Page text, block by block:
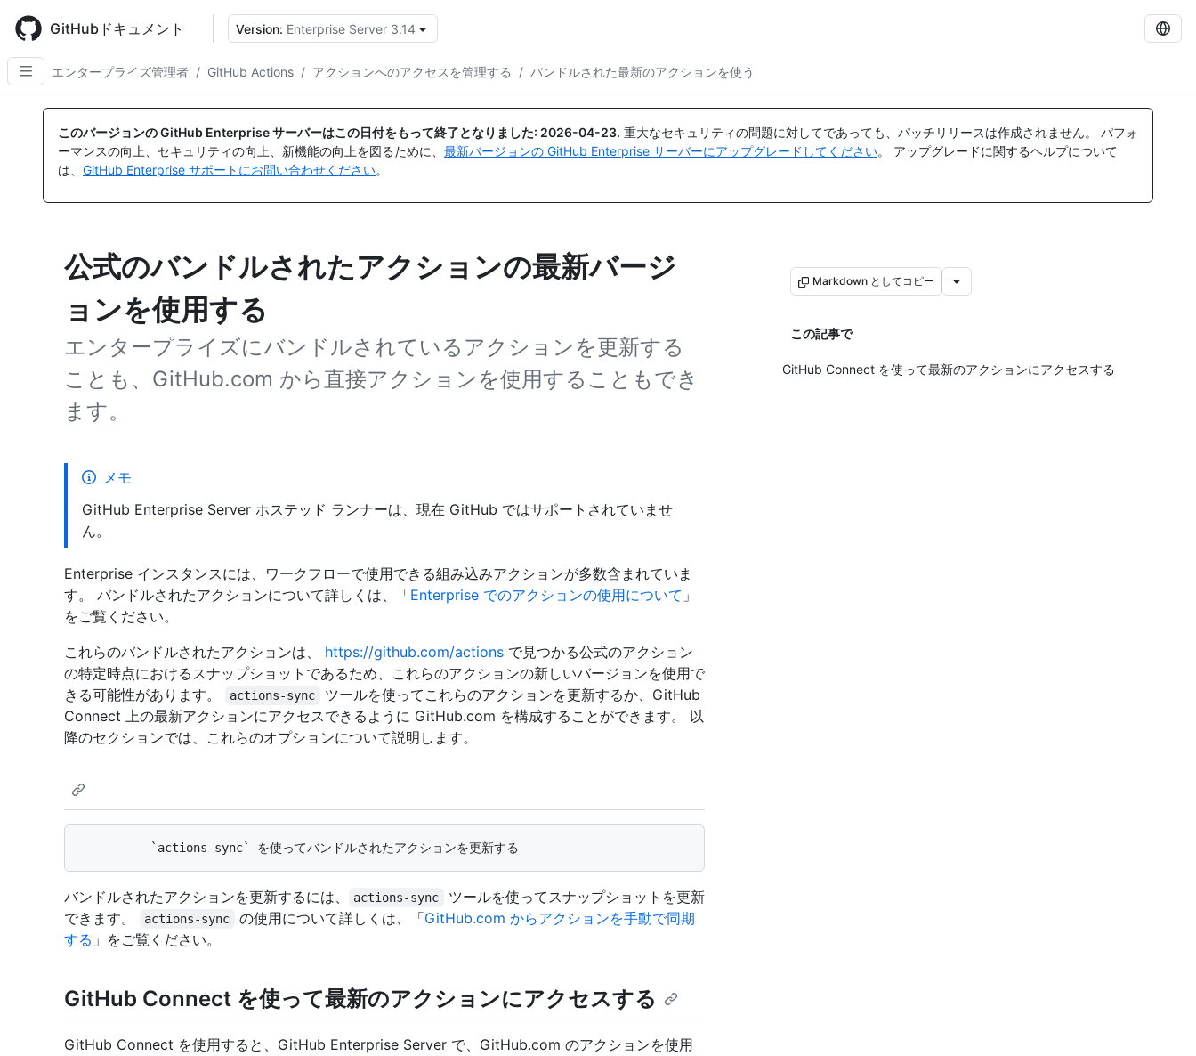
main
content
GitHubドキュメント Version: Enterprise Server 3.14
エンタープライズ管理者 / GitHub Actions / アクションへのアクセスを管理する / バンドルされた最新のアクションを使う
このバージョンの GitHub Enterprise サーバーはこの日付をもって終了となりました: 2026-04-23. 重大なセキュリティの問題に対してであっても、パッチリリースは作成されません。 パフォ
ーマンスの向上、セキュリティの向上、新機能の向上を図るために、 最新バージョンの GitHub Enterprise サーバーにアップグレードしてください。 アップグレードに関するヘルプについて
は、 GitHub Enterprise サポートにお問い合わせください。
公式のバンドルされたアクションの最新バージ
ョンを使用する
エンタープライズにバンドルされているアクションを更新する
ことも、GitHub.com から直接アクションを使用することもでき
ます。
Markdown としてコピー
この記事で
GitHub Connect を使って最新のアクションにアクセスする
メモ
GitHub Enterprise Server ホステッド ランナーは、現在 GitHub ではサポートされていませ
ん。
Enterprise インスタンスには、ワークフローで使用できる組み込みアクションが多数含まれていま
す。 バンドルされたアクションについて詳しくは、「Enterprise でのアクションの使用について 」
をご覧ください。
これらのバンドルされたアクションは、 https://github.com/actions で見つかる公式のアクション
の特定時点におけるスナップショットであるため、これらのアクションの新しいバージョンを使用で
きる可能性があります。
actions-sync
ツールを使ってこれらのアクションを更新するか、GitHub
Connect 上の最新アクションにアクセスできるように GitHub.com を構成することができます。 以
降のセクションでは、これらのオプションについて説明します。
バンドルされたアクションを更新するには、 actions-sync
ツールを使ってスナップショットを更新
できます。
actions-sync の使用について詳しくは、「GitHub.com からアクションを手動で同期
する 」をご覧ください。
GitHub Connect を使って最新のアクションにアクセスする
GitHub Connect を使用すると、GitHub Enterprise Server で、GitHub.com のアクションを使用